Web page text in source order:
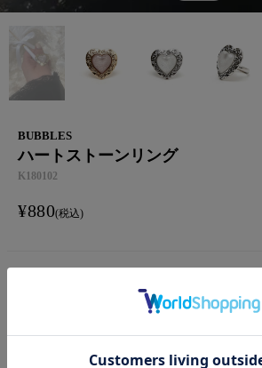
BUBBLES
ハートストーンリング
K180102
¥880 税込